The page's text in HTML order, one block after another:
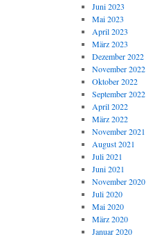
Juni 2023
Mai 2023
April 2023
März 2023
Dezember 2022
November 2022
Oktober 2022
September 2022
April 2022
März 2022
November 2021
August 2021
Juli 2021
Juni 2021
November 2020
Juli 2020
Mai 2020
März 2020
Januar 2020